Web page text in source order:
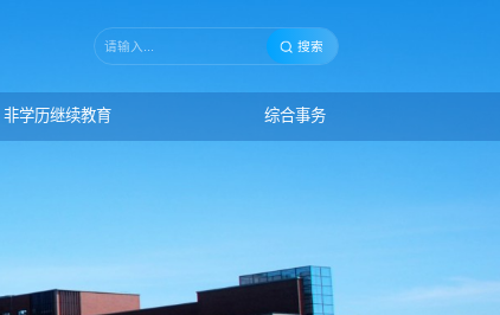
搜索
非学历继续教育 综合事务